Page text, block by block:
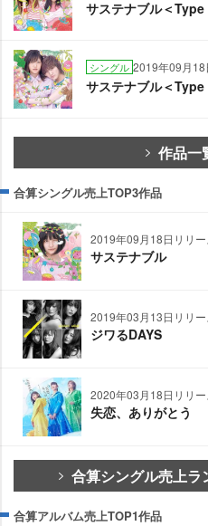
サステナブル＜
シングル 2019年09月18
サステナブル＜
作品一
合算シングル売上TOP3作品
2019年09月18日リリー
サステナブル
2019年03月13日リリー
ジワるDAYS
2020年03月18日リリー
失恋、ありがとう
合算シングル売上ラ
合算アルバム売上TOP1作品